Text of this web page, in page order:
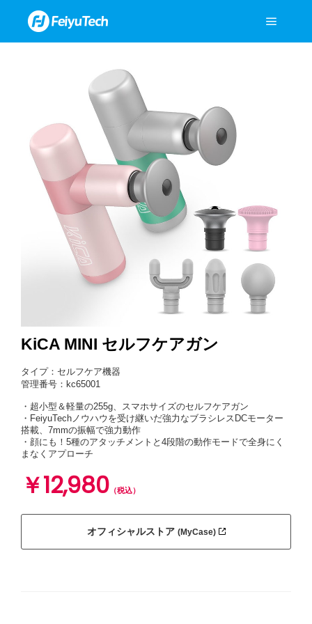
KiCA MINI セルフケアガン
タイプ：セルフケア機器
管理番号：kc65001
・超小型＆軽量の255g、スマホサイズのセルフケアガン
・FeiyuTechノウハウを受け継いだ強力なブラシレスDCモーター
搭載、7mmの振幅で強力動作
・顔にも！5種のアタッチメントと4段階の動作モードで全身にく
まなくアプローチ
￥12,980 （税込）
オフィシャルストア (MyCase)